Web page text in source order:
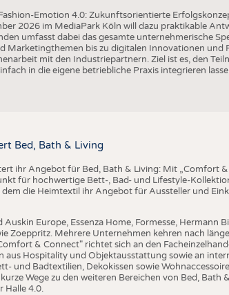
Emotion 4.0: Zukunftsorientierte
2026 im MediaPark Köln will dazu praktikable
umfasst dabei das gesamte unternehmerische
Marketingthemen bis zu digitalen Innovationen und
mit den Industriepartnern. Ziel ist es, den
in die eigene betriebliche Praxis integrieren
Bed, Bath & Living
ihr Angebot für Bed, Bath & Living: Mit „Comfort
für hochwertige Bett-, Bad- und Lifestyle-
dem die Heimtextil ihr Angebot für Aussteller und
Europe, Essenza Home, Formesse, Hermann
Zoeppritz. Mehrere Unternehmen kehren nach
& Connect" richtet sich an den
aus Hospitality und Objektausstattung sowie an
und Badtextilien, Dekokissen sowie
Wege zu den weiteren Bereichen von Bed, Bath
Halle 4.0.